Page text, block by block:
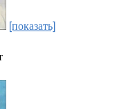
[показать]